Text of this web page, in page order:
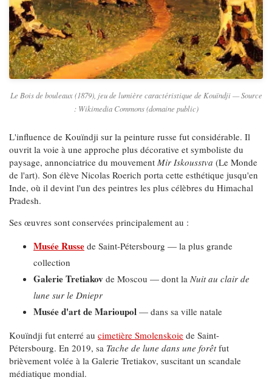
Le Bois de bouleaux(1879), jeu de lumière caractéristique de Kouïndji — Source
: Wikimedia Commons (domaine public)
L'influence de Kouïndji sur la peinture russe fut considérable. Il
ouvrit la voie à une approche plus décorative et symboliste du
paysage, annonciatrice du mouvement Mir Iskousstva (Le Monde
de l'art). Son élève Nicolas Roerich porta cette esthétique jusqu'en
Inde, où il devint l'un des peintres les plus célèbres du Himachal
Pradesh.
Ses œuvres sont conservées principalement au :
Musée Russe de Saint-Pétersbourg — la plus grande
collection
Galerie Tretiakov de Moscou — dont la Nuit au clair de
lune sur le Dniepr
Musée d'art de Marioupol — dans sa ville natale
Kouïndji fut enterré au cimetière Smolenskoie de Saint-
Pétersbourg. En 2019, sa Tache de lune dans une forêtfut
brièvement volée à la Galerie Tretiakov, suscitant un scandale
médiatique mondial.